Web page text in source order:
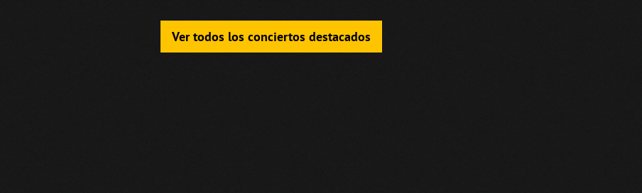
Ver todos los conciertos destacados